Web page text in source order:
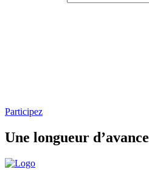
Participez
Une longueur d’avance